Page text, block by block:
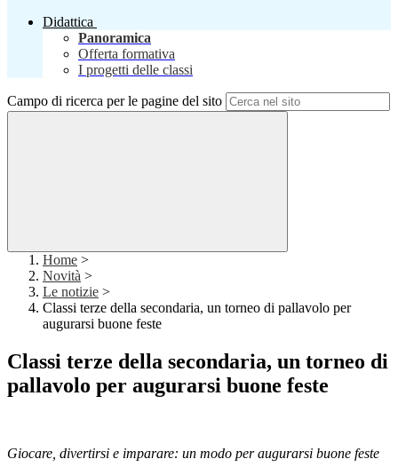
Didattica
Panoramica
Offerta formativa
I progetti delle classi
Campo di ricerca per le pagine del sito
Home >
Novità >
Le notizie >
Classi terze della secondaria, un torneo di pallavolo per
augurarsi buone feste
Classi terze della secondaria, un torneo di
pallavolo per augurarsi buone feste
Giocare, divertirsi e imparare: un modo per augurarsi buone feste